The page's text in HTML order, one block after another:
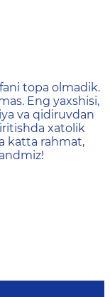
topa olmadik.
Eng yaxshisi,
va qidiruvdan
xatolik
katta rahmat,